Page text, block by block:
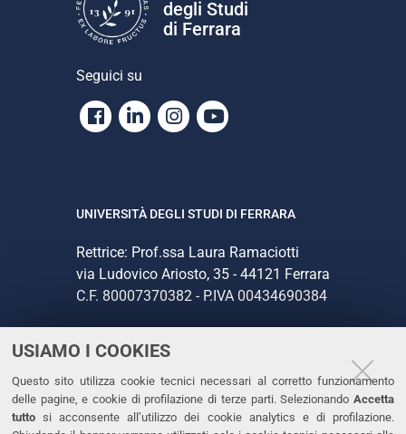
USIAMO I COOKIES
Questo sito utilizza cookie tecnici necessari al corretto funzionamento
delle pagine, e cookie di profilazione di terze parti. Selezionando Accetta
tutto si acconsente all’utilizzo dei cookie analytics e di profilazione.
degli Studi
di Ferrara
Seguici su
Facebook
LinkedinInstagram
Youtube
UNIVERSITÀ DEGLI STUDI DI FERRARA
Rettrice: Prof.ssa Laura Ramaciotti
via Ludovico Ariosto, 35 - 44121 Ferrara
C.F. 80007370382 - P.IVA 00434690384
CONTATTI
Tel. +39 0532 293111
Fax. +39 0532 293031